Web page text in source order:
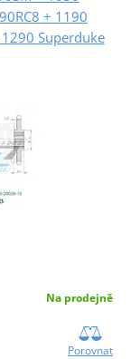
+ 1190
Superduke
Na prodejně
Porovnat